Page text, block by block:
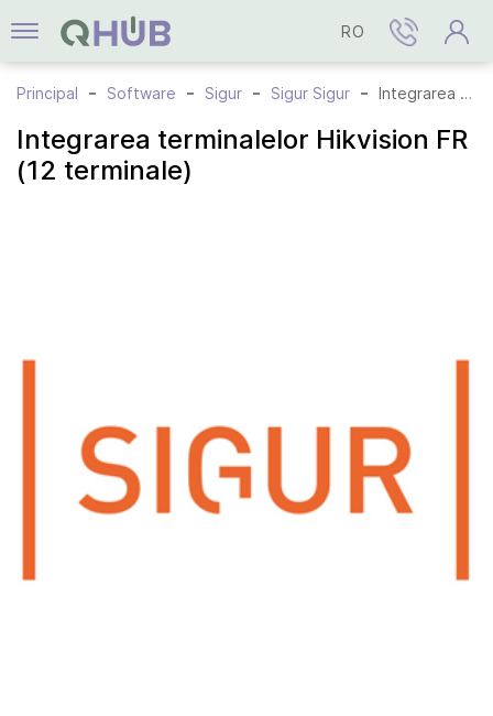
RO
Principal Software Sigur Sigur Sigur Integrarea terminalelor Hikvision FR (12 terminale)
Integrarea terminalelor Hikvision FR
(12 terminale)